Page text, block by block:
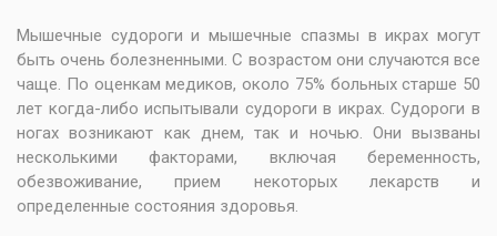
Мышечные судороги и мышечные спазмы в икрах могут
быть очень болезненными. С возрастом они случаются все
чаще. По оценкам медиков, около 75% больных старше 50
лет когда-либо испытывали судороги в икрах. Судороги в
ногах возникают как днем, так и ночью. Они вызваны
несколькими факторами, включая беременность,
обезвоживание, прием некоторых лекарств и
определенные состояния здоровья.